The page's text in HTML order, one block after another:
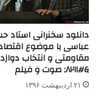
دانلود سخنرانی استاد
عباسی با موضوع
مقاومتی و انتخاب
&#۸۲۱۱; صوت و فیلم
۲۱ اردیبهشت ۱۳۹۶